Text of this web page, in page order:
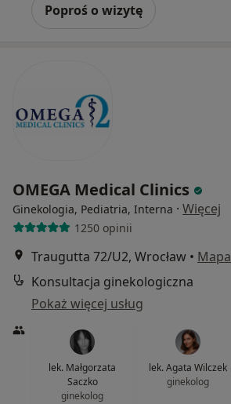
Poproś o wizytę
OMEGA Medical Clinics
Ginekologia, Pediatria, Interna · Więcej
1250 opinii
Traugutta 72/U2, Wrocław • Mapa
Konsultacja ginekologiczna
Pokaż więcej usług
lek. Małgorzata
Saczko
ginekolog
lek. Agata Wilczek
ginekolog